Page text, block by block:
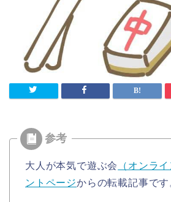
大人が本気で遊ぶ会
（オンラ
ントページからの転載記事です